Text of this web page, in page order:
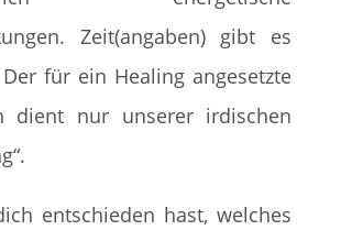
Zeit(angaben) gibt es
für ein Healing angesetzte
dient nur unserer irdischen
entschieden hast, welches